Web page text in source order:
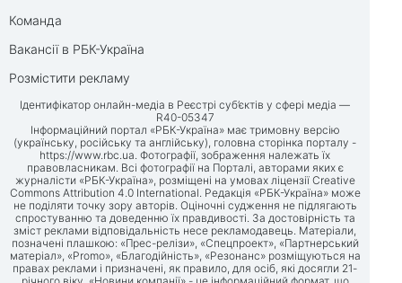
Команда
Вакансії в РБК-Україна
Розмістити рекламу
Ідентифікатор онлайн-медіа в Реєстрі суб’єктів у сфері медіа —
R40-05347
Інформаційний портал «РБК-Україна» має тримовну версію
(українську, російську та англійську), головна сторінка порталу -
https://www.rbc.ua. Фотографії, зображення належать їх
правовласникам. Всі фотографії на Порталі, авторами яких є
журналісти «РБК-Україна», розміщені на умовах ліцензії Creative
Commons Attribution 4.0 International. Редакція «РБК-Україна» може
не поділяти точку зору авторів. Оціночні судження не підлягають
спростуванню та доведенню їх правдивості. За достовірність та
зміст реклами відповідальність несе рекламодавець. Матеріали,
позначені плашкою: «Прес-релізи», «Спецпроект», «Партнерський
матеріал», «Promo», «Благодійність», «Резонанс» розміщуються на
правах реклами і призначені, як правило, для осіб, які досягли 21-